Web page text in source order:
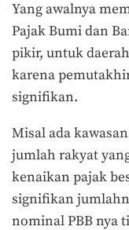
Yang awalnya
Pajak Bumi dan
pikir, untuk
karena
signifikan.
Misal ada
jumlah rakyat
kenaikan pajak
signifikan
nominal PBB nya